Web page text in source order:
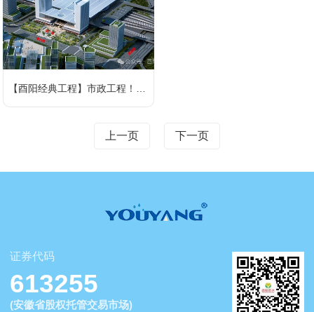
上一页 下一页
证券代码
613255
(安徽省股权托管交易市场)